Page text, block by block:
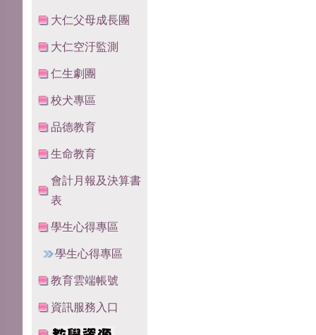
大仁父母成長團
大仁空汙監測
仁生劇團
校犬專區
品德教育
生命教育
會計月報及決算書
表
學生心得專區
學生心得專區
教育雲端帳號
資訊服務入口